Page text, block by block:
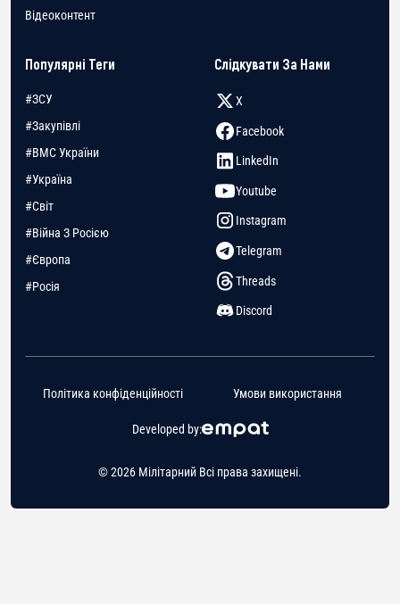
Відеоконтент
Популярні Теги
#ЗСУ
#Закупівлі
#ВМС України
#Україна
#Світ
#Війна З Росією
#Європа
#Росія
Слідкувати За Нами
X
Facebook
LinkedIn
Youtube
Instagram
Telegram
Threads
Discord
© 2026 Мілітарний Всі права захищені.
Developed by:
Політика конфіденційності Умови використання